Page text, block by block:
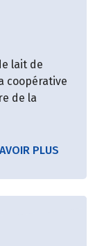
lait de
coopérative
de la
PLUS